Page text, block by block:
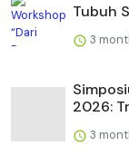
Tubuh
3
2026:
3